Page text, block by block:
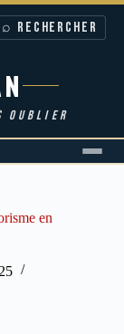
⌕ RECHERCHER
OUBLIER
en